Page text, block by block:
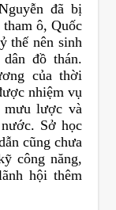
đã bị
ô, Quốc
thế nên sinh
đồ thán.
của thời
nhiệm vụ
mưu lược và
Sở học
cũng chưa
công năng,
hội thêm